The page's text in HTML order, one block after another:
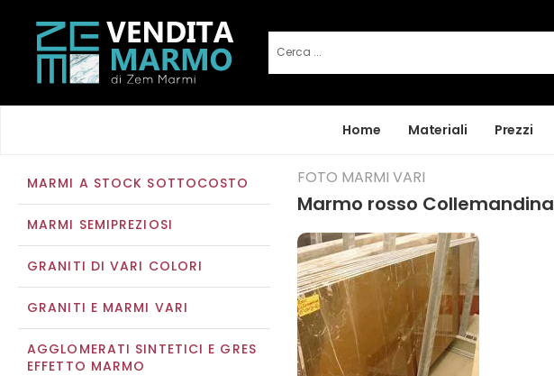
Home Materiali Prezzi
MARMI A STOCK SOTTOCOSTO
MARMI SEMIPREZIOSI
GRANITI DI VARI COLORI
GRANITI E MARMI VARI
AGGLOMERATI SINTETICI E GRES
EFFETTO MARMO
FOTO MARMI VARI
Marmo rosso Collemandina